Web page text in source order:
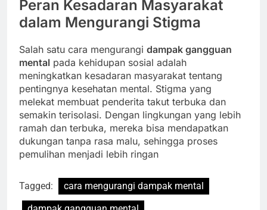
Peran Kesadaran Masyarakat
dalam Mengurangi Stigma
Salah satu cara mengurangi dampak gangguan
mental pada kehidupan sosial adalah
meningkatkan kesadaran masyarakat tentang
pentingnya kesehatan mental. Stigma yang
melekat membuat penderita takut terbuka dan
semakin terisolasi. Dengan lingkungan yang lebih
ramah dan terbuka, mereka bisa mendapatkan
dukungan tanpa rasa malu, sehingga proses
pemulihan menjadi lebih ringan
Tagged:
cara mengurangi dampak mental